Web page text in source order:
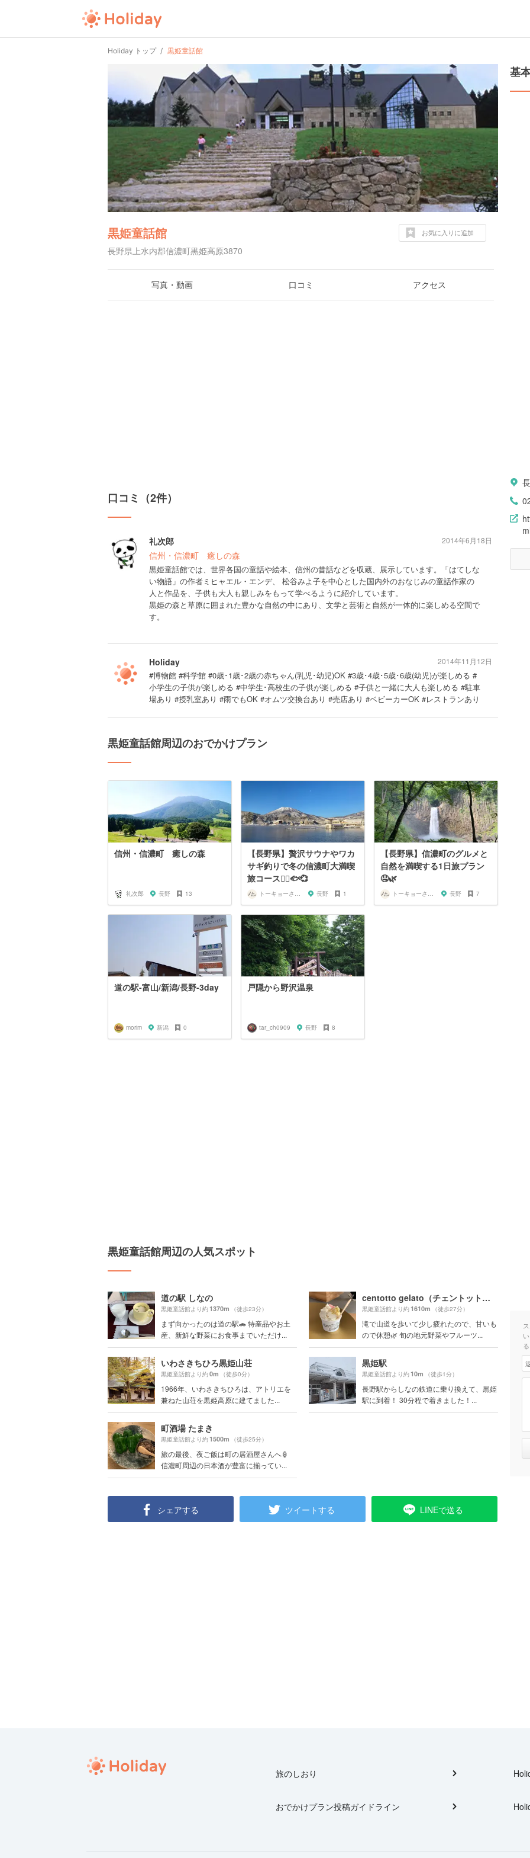
Holiday トップ 黒姫童話館
黒姫童話館
長野県上水内郡信濃町黒姫高原3870
お気に入りに追加
写真・動画 口コミ アクセス
口コミ（2件）
礼次郎
信州・信濃町 癒しの森
黒姫童話館では、世界各国の童話や絵本、信州の昔話などを収蔵、展示しています。「はてしな
い物語」の作者ミヒャエル・エンデ、 松谷みよ子を中心とした国内外のおなじみの童話作家の
人と作品を、子供も大人も親しみをもって学べるように紹介しています。
黒姫の森と草原に囲まれた豊かな自然の中にあり、文学と芸術と自然が一体的に楽しめる空間で
す。
2014年6月18日
Holiday
#博物館 #科学館 #0歳･1歳･2歳の赤ちゃん(乳児･幼児)OK #3歳･4歳･5歳･6歳(幼児)が楽しめる #
小学生の子供が楽しめる #中学生･高校生の子供が楽しめる #子供と一緒に大人も楽しめる #駐車
場あり #授乳室あり #雨でもOK #オムツ交換台あり #売店あり #ベビーカーOK #レストランあり
2014年11月12日
黒姫童話館周辺のおでかけプラン
信州・信濃町 癒しの森
礼次郎 長野 13
【長野県】贅沢サウナやワカ
サギ釣りで冬の信濃町大満喫
旅コース🧖‍♀️🐟💞
トーキョーさんぽ 長野 1
【長野県】信濃町のグルメと
自然を満喫する1日旅プラン
🤤🌿
トーキョーさんぽ 長野 7
道の駅-富山/新潟/長野-3day
morim 新潟 0
戸隠から野沢温泉
tar_ch0909 長野 8
黒姫童話館周辺の人気スポット
道の駅 しなの
黒姫童話館より約1370m （徒歩23分）
まず向かったのは道の駅🚗 特産品やお土
産、新鮮な野菜にお食事までいただけ...
centotto gelato（チェントットジェラート）
黒姫童話館より約1610m （徒歩27分）
滝で山道を歩いて少し疲れたので、甘いも
ので休憩🌿 旬の地元野菜やフルーツ...
いわさきちひろ黒姫山荘
黒姫童話館より約0m （徒歩0分）
1966年、いわさきちひろは、アトリエを
兼ねた山荘を黒姫高原に建てました...
黒姫駅
黒姫童話館より約10m （徒歩1分）
長野駅からしなの鉄道に乗り換えて、黒姫
駅に到着！ 30分程で着きました！...
町酒場 たまき
黒姫童話館より約1500m （徒歩25分）
旅の最後、夜ご飯は町の居酒屋さんへ🏮
信濃町周辺の日本酒が豊富に揃ってい...
シェアする ツイートする LINEで送る
基
ml
旅のしおり
おでかけプラン投稿ガイドライン